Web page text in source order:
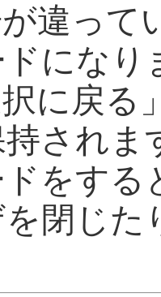
違って
になり
に戻る
されま
をする
閉じた